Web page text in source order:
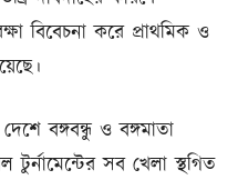
বিবেচনা করে প্রাথমিক ও
বঙ্গবন্ধু ও বঙ্গমাতা
টুর্নামেন্টের সব খেলা স্থগিত